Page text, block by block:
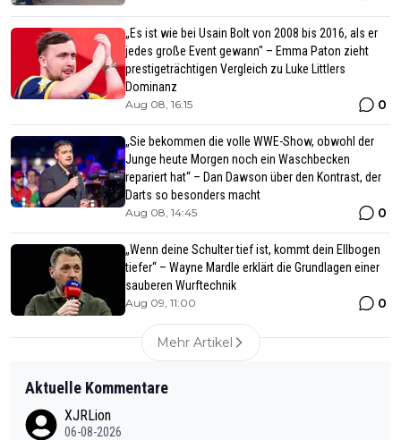
„Es ist wie bei Usain Bolt von 2008 bis 2016, als er
jedes große Event gewann" – Emma Paton zieht
prestigeträchtigen Vergleich zu Luke Littlers
Dominanz
Aug 08, 16:15 0
„Sie bekommen die volle WWE-Show, obwohl der
Junge heute Morgen noch ein Waschbecken
repariert hat“ – Dan Dawson über den Kontrast, der
Darts so besonders macht
Aug 08, 14:45 0
„Wenn deine Schulter tief ist, kommt dein Ellbogen
tiefer“ – Wayne Mardle erklärt die Grundlagen einer
sauberen Wurftechnik
Aug 09, 11:00 0
Mehr Artikel
Aktuelle Kommentare
XJRLion
06-08-2026